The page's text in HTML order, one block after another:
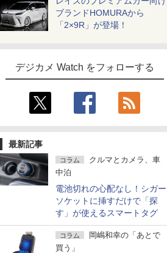
ブランドHOMURAから
「2×9R」が登場！
デジカメ Watch をフォローする
最新記事
コラム
クルマとカメラ、車
中泊
電池切れの心配なし！シガー
ソケットに挿すだけで「探
す」が使えるスマートタグ
コラム
岡嶋和幸の「あとで
買う」